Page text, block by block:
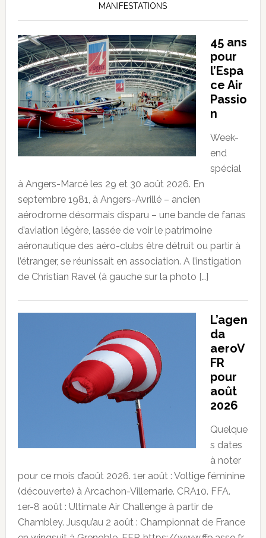
MANIFESTATIONS
45 ans
pour
l’Espa
ce Air
Passio
n
Week-
end
spécial
à Angers-Marcé les 29 et 30 août 2026. En
septembre 1981, à Angers-Avrillé – ancien
aérodrome désormais disparu – une bande de fanas
d’aviation légère, lassée de voir le patrimoine
aéronautique des aéro-clubs être détruit ou partir à
l’étranger, se réunissait en association. A l’instigation
de Christian Ravel (à gauche sur la photo […]
L’agen
da
aeroV
FR
pour
août
2026
Quelque
s dates
à noter
pour ce mois d’août 2026. 1er août : Voltige féminine
(découverte) à Arcachon-Villemarie. CRA10. FFA.
1er-8 août : Ultimate Air Challenge à partir de
Chambley. Jusqu’au 2 août : Championnat de France